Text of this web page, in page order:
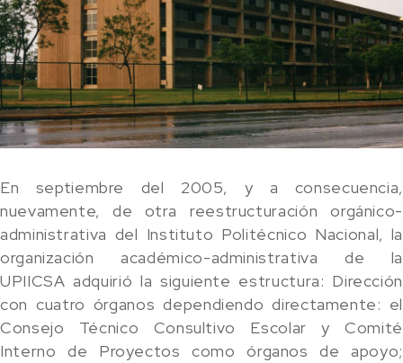
En septiembre del 2005, y a consecuencia,
nuevamente, de otra reestructuración orgánico-
administrativa del Instituto Politécnico Nacional, la
organización académico-administrativa de la
UPIICSA adquirió la siguiente estructura: Dirección
con cuatro órganos dependiendo directamente: el
Consejo Técnico Consultivo Escolar y Comité
Interno de Proyectos como órganos de apoyo;